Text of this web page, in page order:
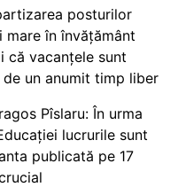
posturilor
mare în învățământ
că vacanțele sunt
un anumit timp liber
Pîslaru: În urma
lucrurile sunt
publicată pe 17